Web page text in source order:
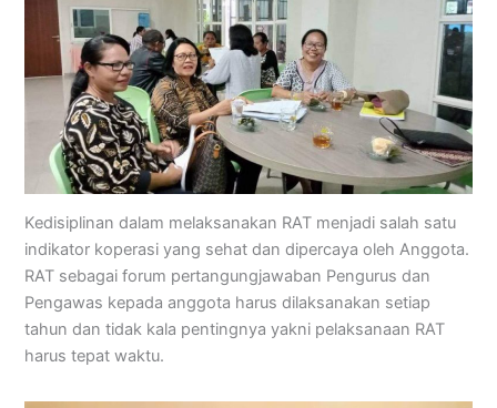
Kedisiplinan dalam melaksanakan RAT menjadi salah satu
indikator koperasi yang sehat dan dipercaya oleh Anggota.
RAT sebagai forum pertangungjawaban Pengurus dan
Pengawas kepada anggota harus dilaksanakan setiap
tahun dan tidak kala pentingnya yakni pelaksanaan RAT
harus tepat waktu.